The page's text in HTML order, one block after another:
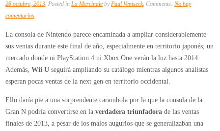
28 octubre, 2013, Posted inLa Mercinale byPaul Ventseck, Comments:No hay
comentariosen
U
¿la
gran
triunfadora
de
estas
próximas
navidades
La consola de Nintendo parece encaminada a ampliar considerablemente
sus ventas durante este final de año, especialmente en territorio japonés; un
mercado donde ni PlayStation 4 ni Xbox One verán la luz hasta 2014.
Además,Wii U seguirá ampliando su catálogo mientras algunos analistas
esperan pocas ventas de la next gen en territorio occidental.
Ello daría pie a una sorprendente carambola por la que la consola de la
Gran N podría convertirse en laverdadera triunfadora de las ventas
finales de 2013, a pesar de los malos augurios que se generalizaban una